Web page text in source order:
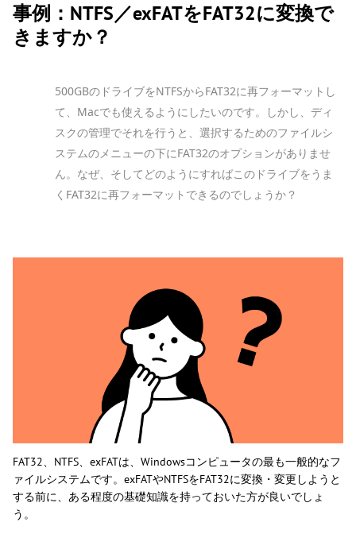
事例：NTFS／exFATをFAT32に変換で
きますか？
500GBのドライブをNTFSからFAT32に再フォーマットし
て、Macでも使えるようにしたいのです。しかし、ディ
スクの管理でそれを行うと、選択するためのファイルシ
ステムのメニューの下にFAT32のオプションがありませ
ん。なぜ、そしてどのようにすればこのドライブをうま
くFAT32に再フォーマットできるのでしょうか？
FAT32、NTFS、exFATは、Windowsコンピュータの最も一般的なフ
ァイルシステムです。exFATやNTFSをFAT32に変換・変更しようと
する前に、ある程度の基礎知識を持っておいた方が良いでしょ
う。